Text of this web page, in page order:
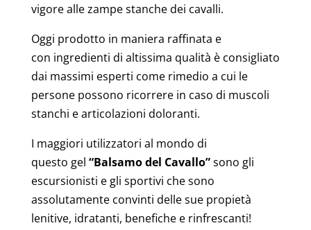
vigore alle zampe stanche dei cavalli.
Oggi prodotto in maniera raffinata e
con ingredienti di altissima qualità è consigliato
dai massimi esperti come rimedio a cui le
persone possono ricorrere in caso di muscoli
stanchi e articolazioni doloranti.
I maggiori utilizzatori al mondo di
questo gel “Balsamo del Cavallo”sono gli
escursionisti e gli sportivi che sono
assolutamente convinti delle sue propietà
lenitive, idratanti, benefiche e rinfrescanti!